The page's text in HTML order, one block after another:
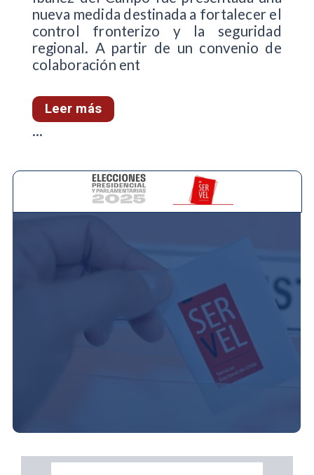
nueva medida destinada a fortalecer el
control fronterizo y la seguridad
regional. A partir de un convenio de
colaboración ent
Leer más
...